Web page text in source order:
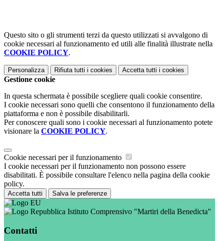
Questo sito o gli strumenti terzi da questo utilizzati si avvalgono di
cookie necessari al funzionamento ed utili alle finalità illustrate nella
COOKIE POLICY.
Personalizza Rifiuta tutti i cookies Accetta tutti i cookies
Gestione cookie
In questa schermata è possibile scegliere quali cookie consentire.
I cookie necessari sono quelli che consentono il funzionamento della
piattaforma e non è possibile disabilitarli.
Per conoscere quali sono i cookie necessari al funzionamento potete
visionare la COOKIE POLICY.
Cookie necessari per il funzionamento
I cookie necessari per il funzionamento non possono essere
disabilitati. È possibile consultare l'elenco nella pagina della cookie
policy.
Accetta tutti Salva le preferenze
Istituto Comprensivo "Martiri della Benedicta"
Contatti